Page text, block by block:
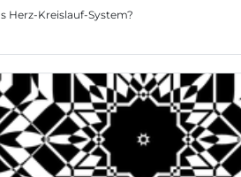
Herz-Kreislauf-System?